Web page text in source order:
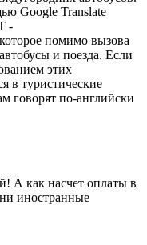
Google Translate
-
помимо вызова
и поезда. Если
этих
в туристические
говорят по-английски
А как насчет оплаты в
иностранные